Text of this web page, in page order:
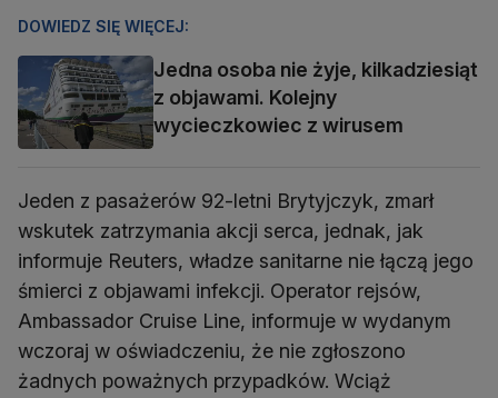
DOWIEDZ SIĘ WIĘCEJ:
Jedna osoba nie żyje, kilkadziesiąt
z objawami. Kolejny
wycieczkowiec z wirusem
Jeden z pasażerów 92-letni Brytyjczyk, zmarł
wskutek zatrzymania akcji serca, jednak, jak
informuje Reuters, władze sanitarne nie łączą jego
śmierci z objawami infekcji. Operator rejsów,
Ambassador Cruise Line, informuje w wydanym
wczoraj w oświadczeniu, że nie zgłoszono
żadnych poważnych przypadków. Wciąż